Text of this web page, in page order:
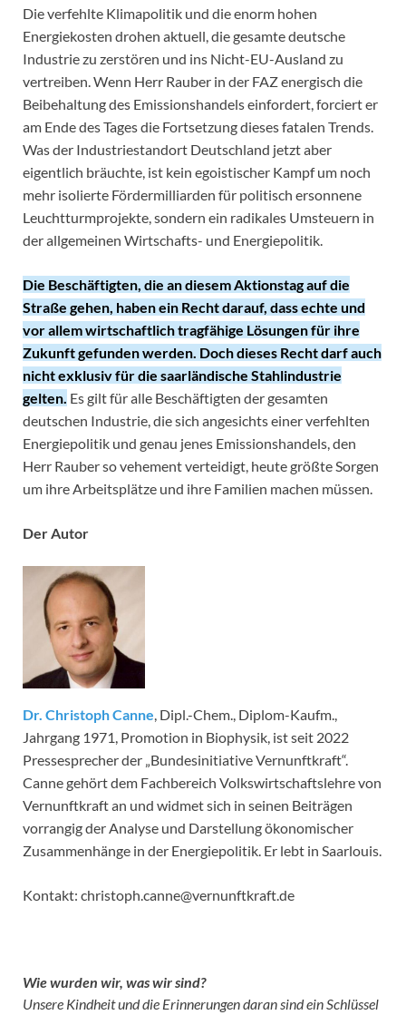
Die verfehlte Klimapolitik und die enorm hohen
Energiekosten drohen aktuell, die gesamte deutsche
Industrie zu zerstören und ins Nicht-EU-Ausland zu
vertreiben. Wenn Herr Rauber in der FAZ energisch die
Beibehaltung des Emissionshandels einfordert, forciert er
am Ende des Tages die Fortsetzung dieses fatalen Trends.
Was der Industriestandort Deutschland jetzt aber
eigentlich bräuchte, ist kein egoistischer Kampf um noch
mehr isolierte Fördermilliarden für politisch ersonnene
Leuchtturmprojekte, sondern ein radikales Umsteuern in
der allgemeinen Wirtschafts- und Energiepolitik.
Die Beschäftigten, die an diesem Aktionstag auf die
Straße gehen, haben ein Recht darauf, dass echte und
vor allem wirtschaftlich tragfähige Lösungen für ihre
Zukunft gefunden werden. Doch dieses Recht darf auch
nicht exklusiv für die saarländische Stahlindustrie
gelten. Es gilt für alle Beschäftigten der gesamten
deutschen Industrie, die sich angesichts einer verfehlten
Energiepolitik und genau jenes Emissionshandels, den
Herr Rauber so vehement verteidigt, heute größte Sorgen
um ihre Arbeitsplätze und ihre Familien machen müssen.
Der Autor
Dr. Christoph Canne , Dipl.-Chem., Diplom-Kaufm.,
Jahrgang 1971, Promotion in Biophysik, ist seit 2022
Pressesprecher der „Bundesinitiative Vernunftkraft“.
Canne gehört dem Fachbereich Volkswirtschaftslehre von
Vernunftkraft an und widmet sich in seinen Beiträgen
vorrangig der Analyse und Darstellung ökonomischer
Zusammenhänge in der Energiepolitik. Er lebt in Saarlouis.
Kontakt: christoph.canne@vernunftkraft.de
Wie wurden wir, was wir sind?
Unsere Kindheit und die Erinnerungen daran sind ein Schlüssel